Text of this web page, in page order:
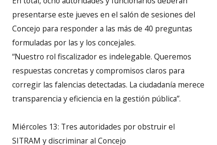
presentarse este jueves en el salón de sesiones del
Concejo para responder a las más de 40 preguntas
formuladas por las y los concejales.
“Nuestro rol fiscalizador es indelegable. Queremos
respuestas concretas y compromisos claros para
corregir las falencias detectadas. La ciudadanía merece
transparencia y eficiencia en la gestión pública”.
Miércoles 13: Tres autoridades por obstruir el
SITRAM y discriminar al Concejo